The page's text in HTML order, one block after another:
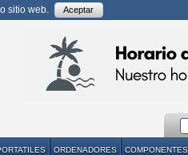
sitio web. Aceptar
ORDENADORES COMPONENTES